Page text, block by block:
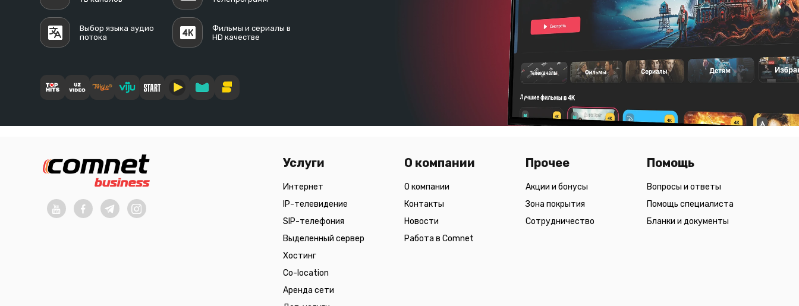
Выбор языка аудио
потока
Фильмы и сериалы в
HD качестве
Услуги
Интернет
IP-телевидение
SIP-телефония
Выделенный сервер
Хостинг
Co-location
Аренда сети
О компании
О компании
Контакты
Новости
Работа в Comnet
Прочее
Акции и бонусы
Зона покрытия
Сотрудничество
Помощь
Вопросы и ответы
Помощь специалиста
Бланки и документы